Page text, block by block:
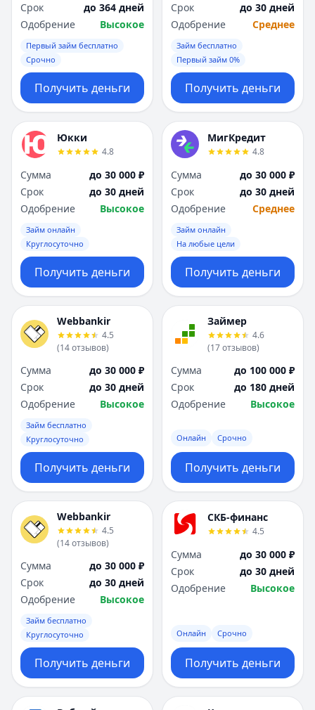
Срок
до 364 дней
Одобрение
Высокое
Первый займ бесплатно
Срочно
Получить деньги
Срок
до 30 дней
Одобрение
Среднее
Займ бесплатно
Первый займ 0%
Получить деньги
Юкки
4.8
Сумма
до 30 000 ₽
Срок
до 30 дней
Одобрение
Высокое
Займ онлайн
Круглосуточно
Получить деньги
МигКредит
4.8
Сумма
до 30 000 ₽
Срок
до 30 дней
Одобрение
Среднее
Займ онлайн
На любые цели
Получить деньги
Webbankir
4.5
(14отзывов)
Сумма
до 30 000 ₽
Срок
до 30 дней
Одобрение
Высокое
Займ бесплатно
Круглосуточно
Получить деньги
Займер
4.6
(17отзывов)
Сумма
до 100 000 ₽
Срок
до 180 дней
Одобрение
Высокое
Онлайн Срочно
Получить деньги
Webbankir
4.5
(14отзывов)
Сумма
до 30 000 ₽
Срок
до 30 дней
Одобрение
Высокое
Займ бесплатно
Круглосуточно
Получить деньги
СКБ-финанс
4.5
Сумма
до 30 000 ₽
Срок
до 30 дней
Одобрение
Высокое
Онлайн Срочно
Получить деньги